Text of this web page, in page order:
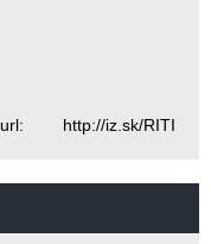
iz.sk/RITI